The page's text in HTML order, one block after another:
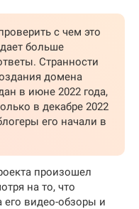
с чем это
больше
Странности
домена
в июне 2022 года,
в декабре 2022
его начали в
произошел
на то, что
его видео-обзоры и